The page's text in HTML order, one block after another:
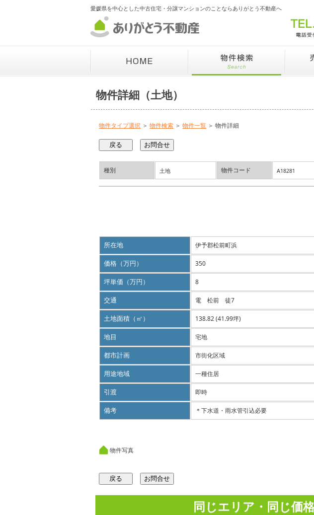
愛媛県を中心とした中古住宅・分譲マンションのことならありがとう不動産へ
物件詳細（土地）
物件タイプ選択 ＞ 物件検索 ＞ 物件一覧 ＞ 物件詳細
種別 土地 物件コード A18281
所在地 伊予郡松前町浜
価格（万円） 350
坪単価（万円） 8
交通 電 松前 徒7
土地面積（㎡） 138.82 (41.99坪)
地目 宅地
都市計画 市街化区域
用途地域 一種住居
引渡 即時
備考 ＊下水道・雨水管引込必要
物件写真
同じエリア・同じ価